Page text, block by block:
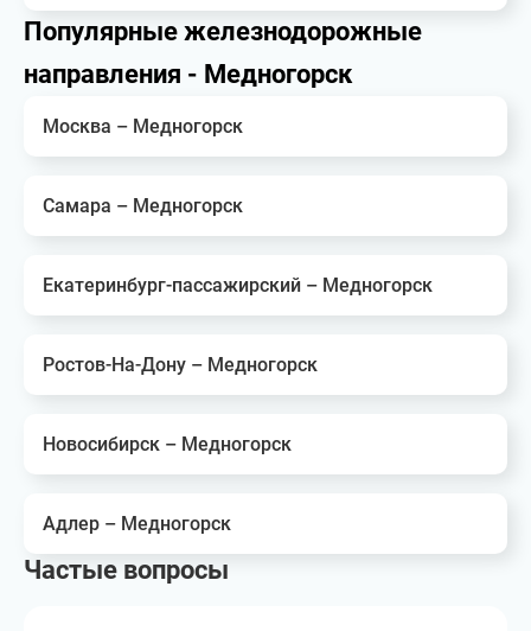
Популярные железнодорожные
направления - Медногорск
Москва – Медногорск
Самара – Медногорск
Екатеринбург-пассажирский – Медногорск
Ростов-На-Дону – Медногорск
Новосибирск – Медногорск
Адлер – Медногорск
Частые вопросы